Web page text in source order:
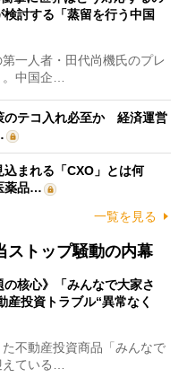
討する「蒸留を行う中国
一人者・田代尚機氏のプレ
。中国企…
のテコ入れ必至か 経済運営
まれる「CXO」とは何
薬品…
一覧を見る
ストップ騒動の内幕
の核心》「みんなで大家さ
産投資トラブル“異常なく
不動産投資商品「みんなで
えている…